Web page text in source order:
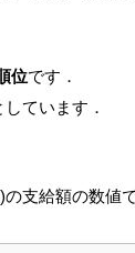
位です．
ています．
支給額の数値